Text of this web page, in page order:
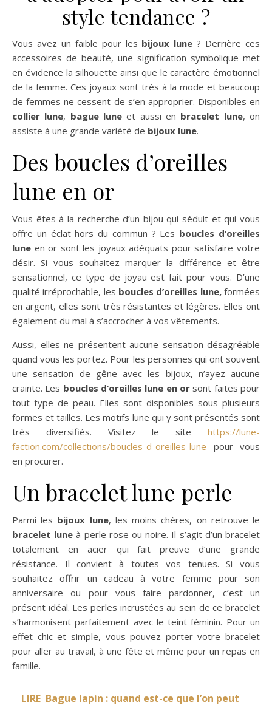
style tendance ?
Vous avez un faible pour les bijoux lune ? Derrière ces
accessoires de beauté, une signification symbolique met
en évidence la silhouette ainsi que le caractère émotionnel
de la femme. Ces joyaux sont très à la mode et beaucoup
de femmes ne cessent de s’en approprier. Disponibles en
collier lune, bague lune et aussi en bracelet lune, on
assiste à une grande variété de bijoux lune.
Des boucles d’oreilles
lune en or
Vous êtes à la recherche d’un bijou qui séduit et qui vous
offre un éclat hors du commun ? Les boucles d’oreilles
lune en or sont les joyaux adéquats pour satisfaire votre
désir. Si vous souhaitez marquer la différence et être
sensationnel, ce type de joyau est fait pour vous. D’une
qualité irréprochable, les boucles d’oreilles lune,formées
en argent, elles sont très résistantes et légères. Elles ont
également du mal à s’accrocher à vos vêtements.
Aussi, elles ne présentent aucune sensation désagréable
quand vous les portez. Pour les personnes qui ont souvent
une sensation de gêne avec les bijoux, n’ayez aucune
crainte. Les boucles d’oreilles lune en or sont faites pour
tout type de peau. Elles sont disponibles sous plusieurs
formes et tailles. Les motifs lune qui y sont présentés sont
très diversifiés. Visitez le site https://lune-
faction.com/collections/boucles-d-oreilles-lune pour vous
en procurer.
Un bracelet lune perle
Parmi les bijoux lune, les moins chères, on retrouve le
bracelet luneà perle rose ou noire. Il s’agit d’un bracelet
totalement en acier qui fait preuve d’une grande
résistance. Il convient à toutes vos tenues. Si vous
souhaitez offrir un cadeau à votre femme pour son
anniversaire ou pour vous faire pardonner, c’est un
présent idéal. Les perles incrustées au sein de ce bracelet
s’harmonisent parfaitement avec le teint féminin. Pour un
effet chic et simple, vous pouvez porter votre bracelet
pour aller au travail, à une fête et même pour un repas en
famille.
LIRE Bague lapin : quand est-ce que l’on peut